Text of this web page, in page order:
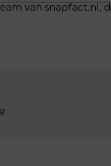
van snapfact.nl,